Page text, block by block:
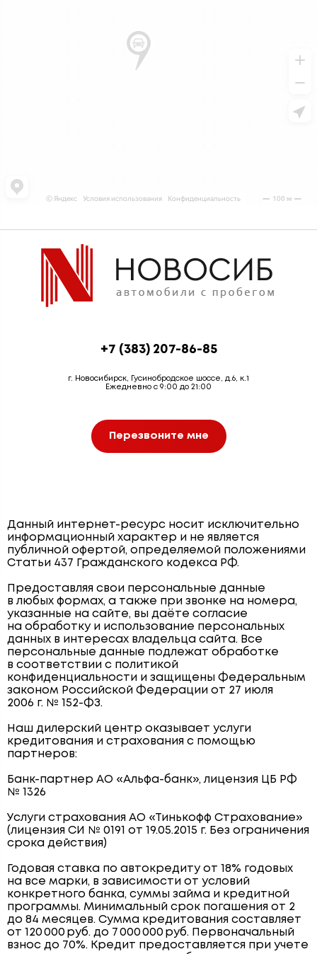
+7 (383) 207-86-85
г. Новосибирск, Гусинобродское шоссе, д.6, к.1
Ежедневно с 9:00 до 21:00
Перезвоните мне
Данный интернет-ресурс носит исключительно
информационный характер и не является
публичной офертой, определяемой положениями
Статьи 437 Гражданского кодекса РФ.
Предоставляя свои персональные данные
в любых формах, а также при звонке на номера,
указанные на сайте, вы даёте согласие
на обработку и использование персональных
данных в интересах владельца сайта. Все
персональные данные подлежат обработке
в соответствии с политикой
конфиденциальности и защищены Федеральным
законом Российской Федерации от 27 июля
2006 г. № 152-ФЗ.
Наш дилерский центр оказывает услуги
кредитования и страхования с помощью
партнеров:
Банк-партнер АО «Альфа-банк», лицензия ЦБ РФ
№ 1326
Услуги страхования АО «Тинькофф Страхование»
(лицензия СИ № 0191 от 19.05.2015 г. Без ограничения
срока действия)
Годовая ставка по автокредиту от 18% годовых
на все марки, в зависимости от условий
конкретного банка, суммы займа и кредитной
программы. Минимальный срок погашения от 2
до 84 месяцев. Сумма кредитования составляет
от 120 000 руб. до 7 000 000 руб. Первоначальный
взнос до 70%. Кредит предоставляется при учете